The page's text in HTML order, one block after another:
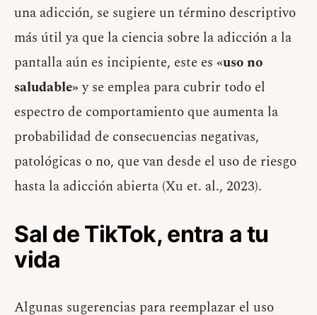
una adicción, se sugiere un término descriptivo
más útil ya que la ciencia sobre la adicción a la
pantalla aún es incipiente, este es «uso no
saludable»y se emplea para cubrir todo el
espectro de comportamiento que aumenta la
probabilidad de consecuencias negativas,
patológicas o no, que van desde el uso de riesgo
hasta la adicción abierta (Xu et. al., 2023).
Sal de TikTok, entra a tu
vida
Algunas sugerencias para reemplazar el uso